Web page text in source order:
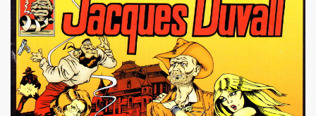
au "Cafe-debat" autour de COPI le 2 avril 2011 au
"IL Y AVAIT UNE FOIS FREAKSVILLE" (2011).
en avant-premiere "LE BIJOU DE GAINSBOURG"
DRONES le 12 fevrier 2011 a l'INTERNATIONAL